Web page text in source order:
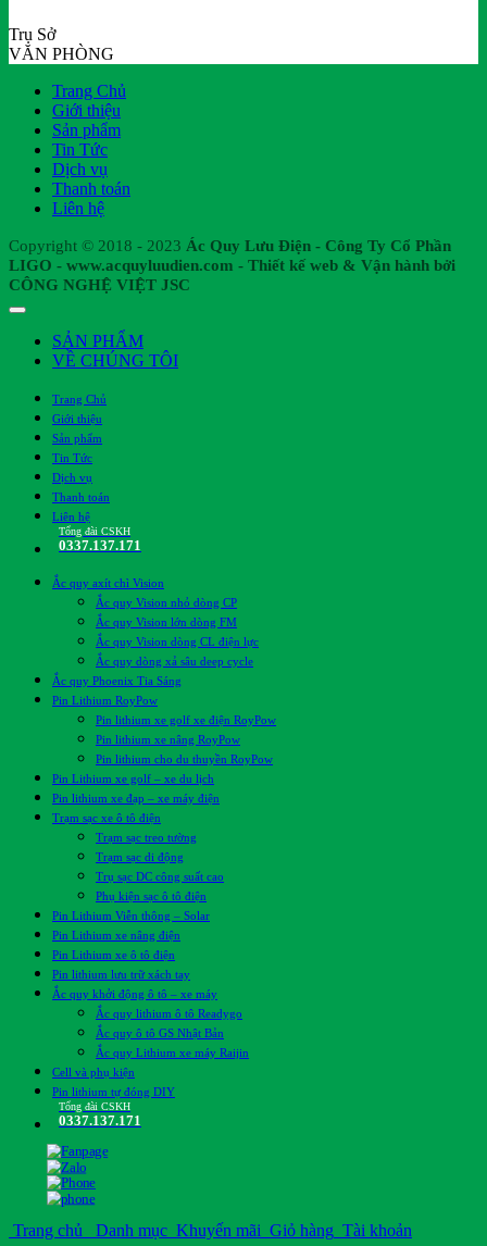
Trụ Sở
VĂN PHÒNG
Trang Chủ
Giới thiệu
Sản phẩm
Tin Tức
Dịch vụ
Thanh toán
Liên hệ
Copyright © 2018 - 2023 Ác Quy Lưu Điện - Công Ty Cổ Phần
LIGO - www.acquyluudien.com - Thiết kế web & Vận hành bởi
CÔNG NGHỆ VIỆT JSC
SẢN PHẨM
VỀ CHÚNG TÔI
Trang Chủ
Giới thiệu
Sản phẩm
Tin Tức
Dịch vụ
Thanh toán
Liên hệ
Tổng đài CSKH
0337.137.171
Ắc quy axít chì Vision
Ắc quy Vision nhỏ dòng CP
Ắc quy Vision lớn dòng FM
Ắc quy Vision dòng CL điện lực
Ắc quy dòng xả sâu deep cycle
Ắc quy Phoenix Tia Sáng
Pin Lithium RoyPow
Pin lithium xe golf xe điện RoyPow
Pin lithium xe nâng RoyPow
Pin lithium cho du thuyền RoyPow
Pin Lithium xe golf – xe du lịch
Pin lithium xe đạp – xe máy điện
Trạm sạc xe ô tô điện
Trạm sạc treo tường
Trạm sạc di động
Trụ sạc DC công suất cao
Phụ kiện sạc ô tô điện
Pin Lithium Viễn thông – Solar
Pin Lithium xe nâng điện
Pin Lithium xe ô tô điện
Pin lithium lưu trữ xách tay
Ắc quy khởi động ô tô – xe máy
Ắc quy lithium ô tô Readygo
Ắc quy ô tô GS Nhật Bản
Ắc quy Lithium xe máy Raijin
Cell và phụ kiện
Pin lithium tự đóng DIY
Tổng đài CSKH
0337.137.171
Trang chủ Danh mục Khuyến mãi Giỏ hàng Tài khoản